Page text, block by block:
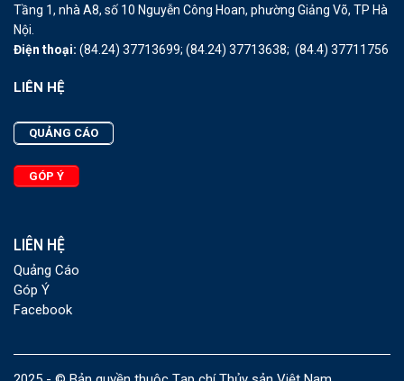
Tầng 1, nhà A8, số 10 Nguyễn Công Hoan, phường Giảng Võ, TP Hà
Nội.
Điện thoại: (84.24) 37713699; (84.24) 37713638; (84.4) 37711756
LIÊN HỆ
QUẢNG CÁO
GÓP Ý
LIÊN HỆ
Quảng Cáo
Góp Ý
Facebook